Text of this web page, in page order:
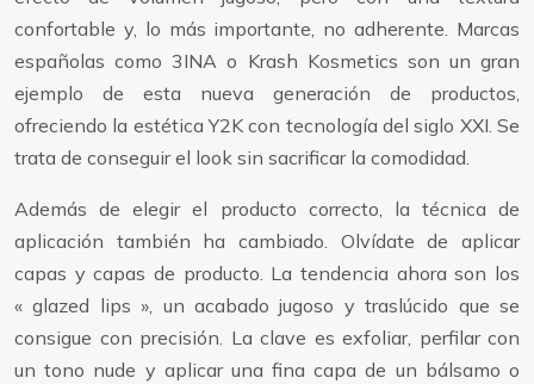
confortable y, lo más importante, no adherente. Marcas
españolas como 3INA o Krash Kosmetics son un gran
ejemplo de esta nueva generación de productos,
ofreciendo la estética Y2K con tecnología del siglo XXI. Se
trata de conseguir el look sin sacrificar la comodidad.
Además de elegir el producto correcto, la técnica de
aplicación también ha cambiado. Olvídate de aplicar
capas y capas de producto. La tendencia ahora son los
« glazed lips », un acabado jugoso y traslúcido que se
consigue con precisión. La clave es exfoliar, perfilar con
un tono nude y aplicar una fina capa de un bálsamo o